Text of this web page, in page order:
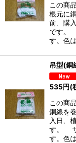
この商
根元に
前、購
です。
す。色
吊型(銅
535円(
この商
銅線を
入日、
す。
す。色